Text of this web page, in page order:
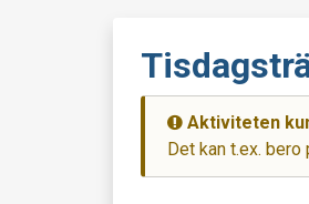
Aktiviteten
Det kan t.ex.